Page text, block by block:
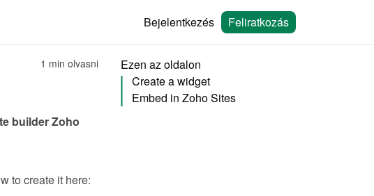
Bejelentkezés Feliratkozás
1 min olvasni
builder Zoho
Ezen az oldalon
Create a widget
Embed in Zoho Sites